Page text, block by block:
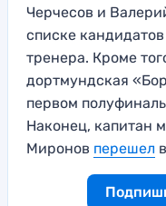
Черчесов и
списке
тренера. Кроме
дортмундская
первом
Наконец, капитан
Миронов перешел